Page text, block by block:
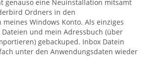
genauso eine Neuinstallation mitsamt
Ordners in den
Windows Konto. Als einziges
und mein Adressbuch (über
gebackuped. Inbox Datein
unter den Anwendungsdaten wieder